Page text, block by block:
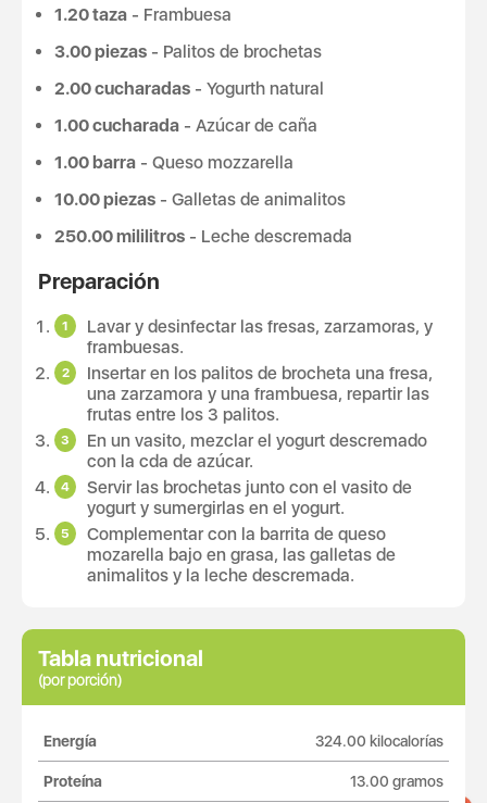
1.20 taza - Frambuesa
3.00 piezas - Palitos de brochetas
2.00 cucharadas - Yogurth natural
1.00 cucharada - Azúcar de caña
1.00 barra - Queso mozzarella
10.00 piezas - Galletas de animalitos
250.00 mililitros - Leche descremada
Preparación
Lavar y desinfectar las fresas, zarzamoras, y
frambuesas.
Insertar en los palitos de brocheta una fresa,
una zarzamora y una frambuesa, repartir las
frutas entre los 3 palitos.
En un vasito, mezclar el yogurt descremado
con la cda de azúcar.
Servir las brochetas junto con el vasito de
yogurt y sumergirlas en el yogurt.
Complementar con la barrita de queso
mozarella bajo en grasa, las galletas de
animalitos y la leche descremada.
Tabla nutricional
(por porción)
Energía 324.00 kilocalorías
Proteína 13.00 gramos